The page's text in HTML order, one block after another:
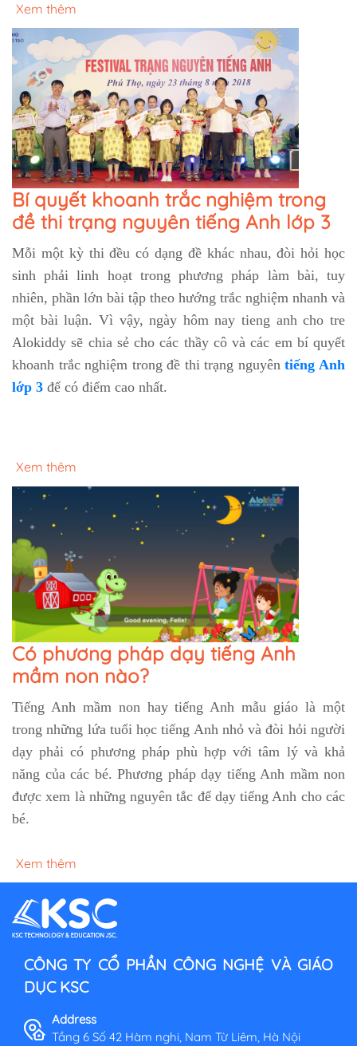
Xem thêm
Bí quyết khoanh trắc nghiệm trong
đề thi trạng nguyên tiếng Anh lớp 3
Mỗi một kỳ thi đều có dạng đề khác nhau, đòi hỏi học
sinh phải linh hoạt trong phương pháp làm bài, tuy
nhiên, phần lớn bài tập theo hướng trắc nghiệm nhanh và
một bài luận. Vì vậy, ngày hôm nay tieng anh cho tre
Alokiddy sẽ chia sẻ cho các thầy cô và các em bí quyết
khoanh trắc nghiệm trong đề thi trạng nguyêntiếng Anh
lớp 3 để có điểm cao nhất.
Xem thêm
Có phương pháp dạy tiếng Anh
mầm non nào?
Tiếng Anh mầm non hay tiếng Anh mẫu giáo là một
trong những lứa tuổi học tiếng Anh nhỏ và đòi hỏi người
dạy phải có phương pháp phù hợp với tâm lý và khả
năng của các bé. Phương pháp dạy tiếng Anh mầm non
được xem là những nguyên tắc để dạy tiếng Anh cho các
bé.
Xem thêm
CÔNG TY CỔ PHẦN CÔNG NGHỆ VÀ GIÁO
DỤC KSC
Address
Tầng 6 Số 42 Hàm nghi, Nam Từ Liêm, Hà Nội